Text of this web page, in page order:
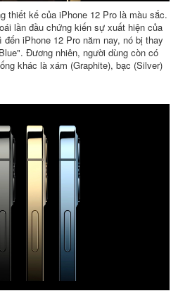
thiết kế của iPhone 12 Pro là màu sắc.
lần đầu chứng kiến sự xuất hiện của
iPhone 12 Pro năm nay, nó bị thay
Đương nhiên, người dùng còn có
khác là xám (Graphite), bạc (Silver)